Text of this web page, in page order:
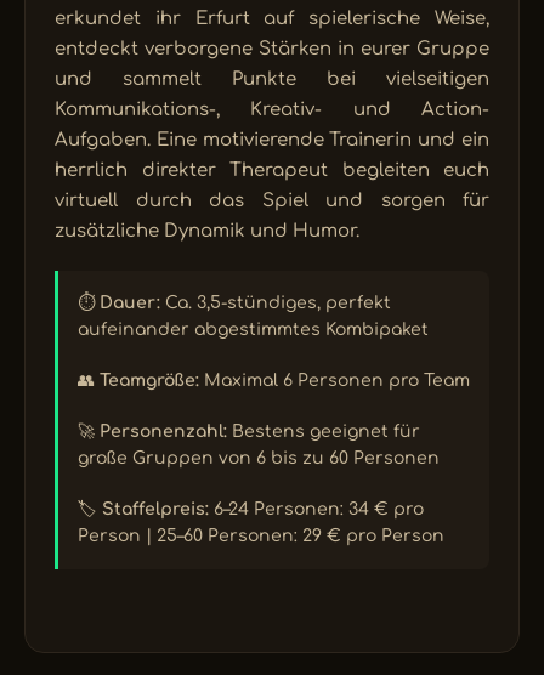
erkundet ihr Erfurt auf spielerische Weise,
entdeckt verborgene Stärken in eurer Gruppe
und sammelt Punkte bei vielseitigen
Kommunikations-, Kreativ- und Action-
Aufgaben. Eine motivierende Trainerin und ein
herrlich direkter Therapeut begleiten euch
virtuell durch das Spiel und sorgen für
zusätzliche Dynamik und Humor.
⏱️ Dauer: Ca. 3,5-stündiges, perfekt
aufeinander abgestimmtes Kombipaket
👥 Teamgröße: Maximal 6 Personen pro Team
🚀 Personenzahl: Bestens geeignet für
große Gruppen von 6 bis zu 60 Personen
🏷️ Staffelpreis: 6–24 Personen: 34 € pro
Person | 25–60 Personen: 29 € pro Person